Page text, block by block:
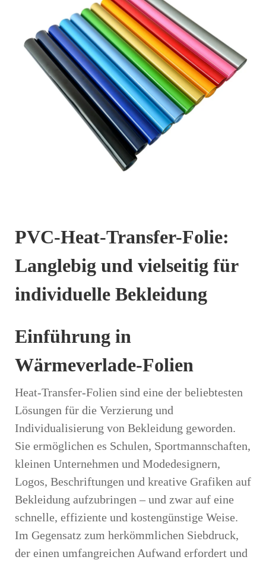
PVC-Heat-Transfer-Folie:
Langlebig und vielseitig für
individuelle Bekleidung
Einführung in
Wärmeverlade-Folien
Heat-Transfer-Folien sind eine der beliebtesten
Lösungen für die Verzierung und
Individualisierung von Bekleidung geworden.
Sie ermöglichen es Schulen, Sportmannschaften,
kleinen Unternehmen und Modedesignern,
Logos, Beschriftungen und kreative Grafiken auf
Bekleidung aufzubringen – und zwar auf eine
schnelle, effiziente und kostengünstige Weise.
Im Gegensatz zum herkömmlichen Siebdruck,
der einen umfangreichen Aufwand erfordert und